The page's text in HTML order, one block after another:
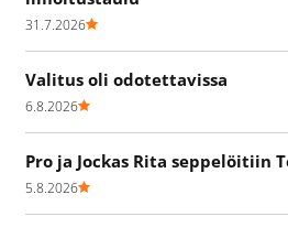
31.7.2026
Valitus oli odotettavissa
6.8.2026
Pro ja Jockas Rita seppelöitiin
5.8.2026